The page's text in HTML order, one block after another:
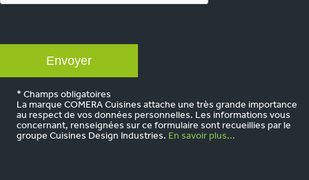
* Champs obligatoires
La marque COMERA Cuisines attache une très grande importance
au respect de vos données personnelles. Les informations vous
concernant, renseignées sur ce formulaire sont recueillies par le
groupe Cuisines Design Industries. En savoir plus...